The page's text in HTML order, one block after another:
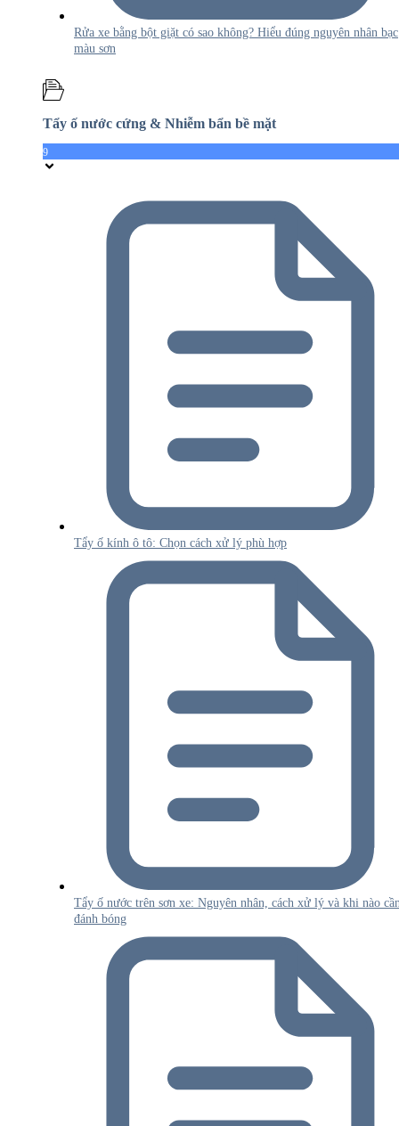
Rửa xe bằng bột giặt có sao không? Hiểu đúng nguyên nhân bạc
màu sơn
Tẩy ố nước cứng & Nhiễm bẩn bề mặt
9
Tẩy ố kính ô tô: Chọn cách xử lý phù hợp
Tẩy ố nước trên sơn xe: Nguyên nhân, cách xử lý và khi nào
đánh bóng